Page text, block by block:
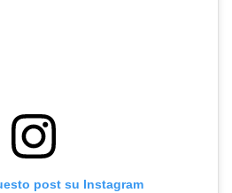
post su Instagram